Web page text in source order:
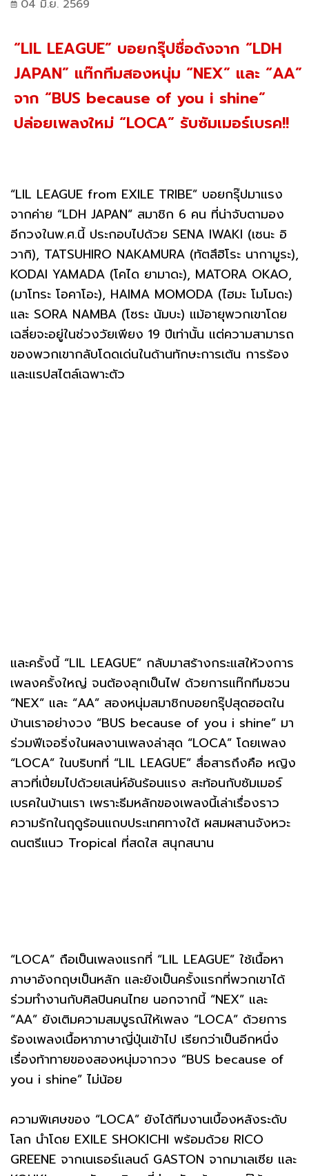
04 มิ.ย. 2569
“LIL LEAGUE” บอยกรุ๊ปชื่อดังจาก “LDH
JAPAN” แท๊กทีมสองหนุ่ม “NEX” และ “AA”
จาก “BUS because of you i shine”
ปล่อยเพลงใหม่ “LOCA” รับซัมเมอร์เบรค!!
“LIL LEAGUE from EXILE TRIBE” บอยกรุ๊ปมาแรง
จากค่าย “LDH JAPAN” สมาชิก 6 คน ที่น่าจับตามอง
อีกวงในพ.ศ.นี้ ประกอบไปด้วย SENA IWAKI (เซนะ อิ
วากิ), TATSUHIRO NAKAMURA (ทัตสึฮิโระ นากามูระ),
KODAI YAMADA (โคได ยามาดะ), MATORA OKAO,
(มาโทระ โอคาโอะ), HAIMA MOMODA (ไฮมะ โมโมดะ)
และ SORA NAMBA (โซระ นัมบะ) แม้อายุพวกเขาโดย
เฉลี่ยจะอยู่ในช่วงวัยเพียง 19 ปีเท่านั้น แต่ความสามารถ
ของพวกเขากลับโดดเด่นในด้านทักษะการเต้น การร้อง
และแรปสไตล์เฉพาะตัว
และครั้งนี้ “LIL LEAGUE” กลับมาสร้างกระแสให้วงการ
เพลงครั้งใหญ่ จนต้องลุกเป็นไฟ ด้วยการแท๊กทีมชวน
“NEX” และ “AA” สองหนุ่มสมาชิกบอยกรุ๊ปสุดฮอตใน
บ้านเราอย่างวง “BUS because of you i shine” มา
ร่วมฟีเจอริ่งในผลงานเพลงล่าสุด “LOCA” โดยเพลง
“LOCA” ในบริบทที่ “LIL LEAGUE” สื่อสารถึงคือ หญิง
สาวที่เปี่ยมไปด้วยเสน่ห์อันร้อนแรง สะท้อนกับซัมเมอร์
เบรคในบ้านเรา เพราะธีมหลักของเพลงนี้เล่าเรื่องราว
ความรักในฤดูร้อนแถบประเทศทางใต้ ผสมผสานจังหวะ
ดนตรีแนว Tropical ที่สดใส สนุกสนาน
“LOCA” ถือเป็นเพลงแรกที่ “LIL LEAGUE” ใช้เนื้อหา
ภาษาอังกฤษเป็นหลัก และยังเป็นครั้งแรกที่พวกเขาได้
ร่วมทำงานกับศิลปินคนไทย นอกจากนี้ “NEX” และ
“AA” ยังเติมความสมบูรณ์ให้เพลง “LOCA” ด้วยการ
ร้องเพลงเนื้อหาภาษาญี่ปุ่นเข้าไป เรียกว่าเป็นอีกหนึ่ง
เรื่องท้าทายของสองหนุ่มจากวง “BUS because of
you i shine” ไม่น้อย
ความพิเศษของ “LOCA” ยังได้ทีมงานเบื้องหลังระดับ
โลก นำโดย EXILE SHOKICHI พร้อมด้วย RICO
GREENE จากเนเธอร์แลนด์ GASTON จากมาเลเซีย และ